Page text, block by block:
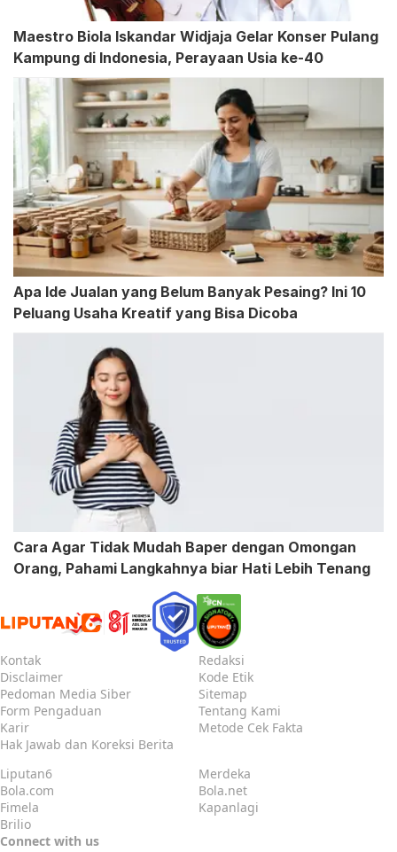
Maestro Biola Iskandar Widjaja Gelar Konser Pulang
Kampung di Indonesia, Perayaan Usia ke-40
Apa Ide Jualan yang Belum Banyak Pesaing? Ini 10
Peluang Usaha Kreatif yang Bisa Dicoba
Cara Agar Tidak Mudah Baper dengan Omongan
Orang, Pahami Langkahnya biar Hati Lebih Tenang
Kontak
Redaksi
Disclaimer
Kode Etik
Pedoman Media Siber
Sitemap
Form Pengaduan
Tentang Kami
Karir
Metode Cek Fakta
Hak Jawab dan Koreksi Berita
Liputan6
Merdeka
Bola.com
Bola.net
Fimela
Kapanlagi
Brilio
Connect with us